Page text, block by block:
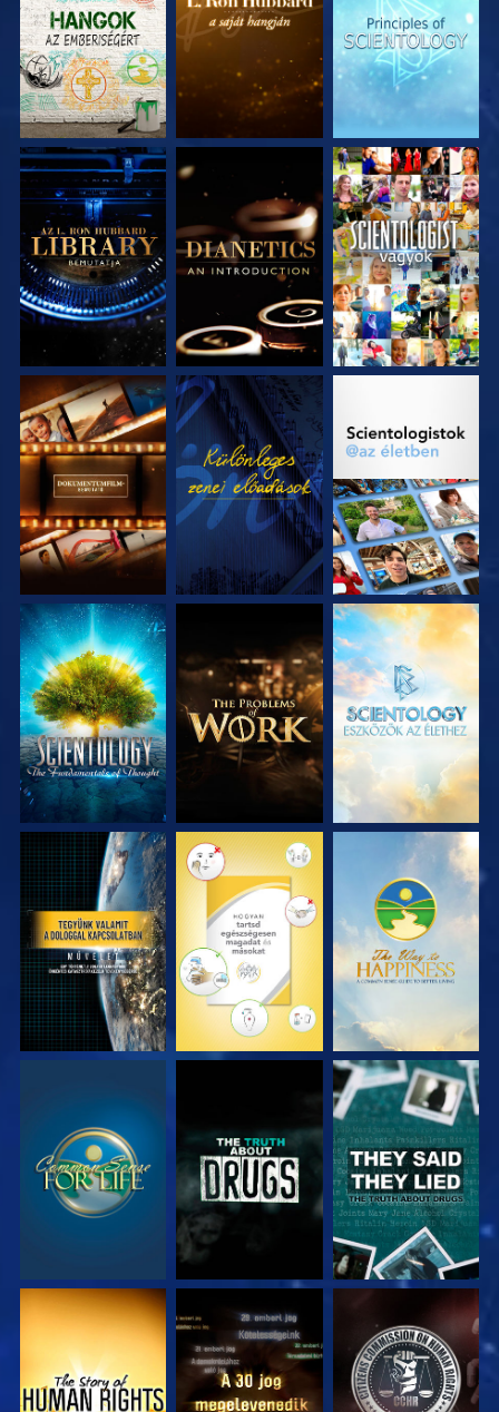
RÉSZEI RÉSZEI RÉSZEI
A SOROZAT
RÉSZEI
A SOROZAT
RÉSZEI
MŰSORNÉZÉS
A SOROZAT
RÉSZEI
MŰSORNÉZÉS
A SOROZAT
A SOROZAT
RÉSZEI
A SOROZAT
RÉSZEI
A SOROZAT
RÉSZEI
MŰSORNÉZÉS MŰSORNÉZÉS MŰSORNÉZÉS
MŰSORNÉZÉS MŰSORNÉZÉS MŰSORNÉZÉS
MŰSORNÉZÉS MŰSORNÉZÉS MŰSORNÉZÉS